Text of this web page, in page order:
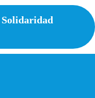
Solidaridad